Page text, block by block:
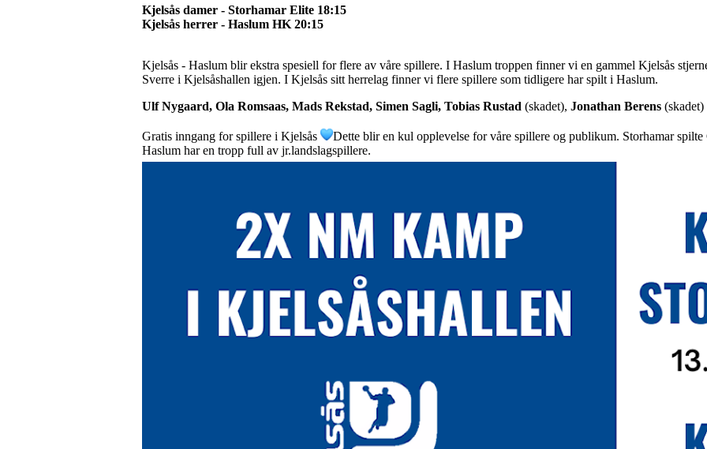
Kjelsås damer - Storhamar Elite 18:15
Kjelsås herrer - Haslum HK 20:15
Kjelsås - Haslum blir ekstra spesiell for flere av våre spillere. I Haslum troppen finner vi en gammel Kjelsås
Sverre i Kjelsåshallen igjen. I Kjelsås sitt herrelag finner vi flere spillere som tidligere har spilt i Haslum.
Ulf Nygaard, Ola Romsaas, Mads Rekstad, Simen Sagli, Tobias Rustad (skadet), Jonathan Berens
Gratis inngang for spillere i Kjelsås
Dette blir en kul opplevelse for våre spillere og publikum. Storhamar
Haslum har en tropp full av jr.landslagspillere.